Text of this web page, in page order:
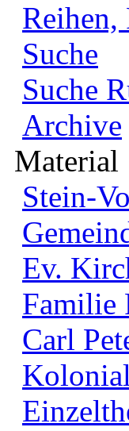
Reihen,
Suche
Suche
Archive
Material
Stein-
Ev.
Familie
Carl